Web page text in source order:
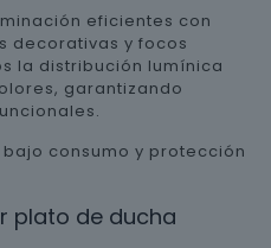
eficientes con
decorativas y focos
la distribución lumínica
garantizando
consumo y protección
plato de ducha